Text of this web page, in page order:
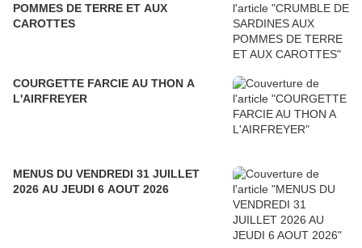
POMMES DE TERRE ET AUX
CAROTTES
COURGETTE FARCIE AU THON A
L'AIRFREYER
MENUS DU VENDREDI 31 JUILLET
2026 AU JEUDI 6 AOUT 2026